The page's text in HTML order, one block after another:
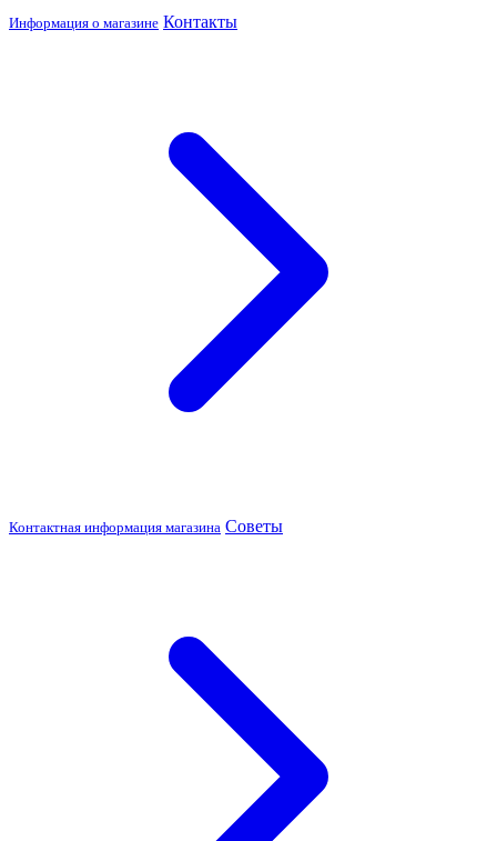
Информация о магазине Контакты
Контактная информация магазина Советы